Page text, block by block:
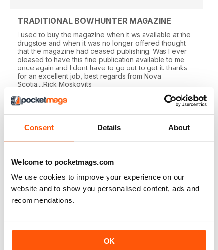
Consent Details About
Welcome to pocketmags.com
We use cookies to improve your experience on our
website and to show you personalised content, ads and
recommendations.
OK
TRADITIONAL BOWHUNTER MAGAZINE
I used to buy the magazine when it ws available at the
drugstoe and when it was no longer offered thought
that the magazine had ceased publishing. Was I ever
pleased to have this fine publication available to me
once again and I dont have to go out to get it. thanks
for an excellent job, best regards from Nova
Scotia....Rick Moskovits
Recensito 19 dicembre 2020
like the reading.
Recensito 09 dicembre 2020
TRADITIONAL BOWHUNTER MAGAZINE